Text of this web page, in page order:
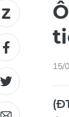
15/